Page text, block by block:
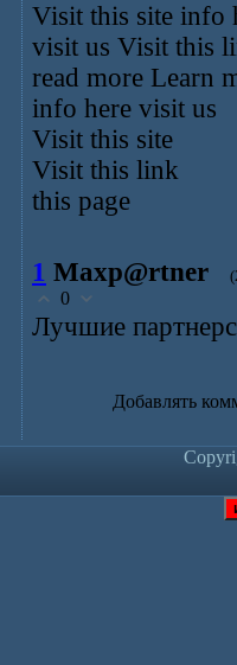
Visit this site info
visit us Visit this
read more Learn
info here visit us
Visit this site
Visit this link
this page
1 Maxp@rtner
0
Лучшие
Добавлять